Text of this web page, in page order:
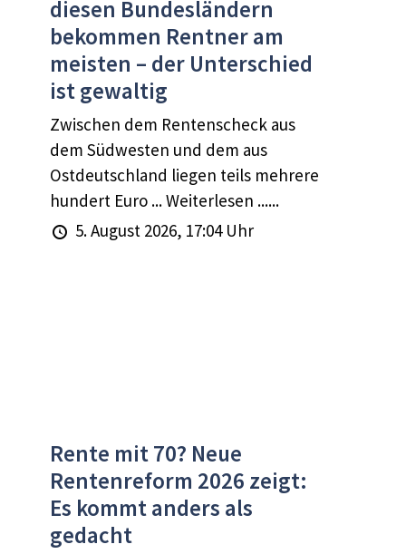
diesen Bundesländern
bekommen Rentner am
meisten – der Unterschied
ist gewaltig
Zwischen dem Rentenscheck aus
dem Südwesten und dem aus
Ostdeutschland liegen teils mehrere
hundert Euro ... Weiterlesen ......
5. August 2026, 17:04 Uhr
Rente mit 70? Neue
Rentenreform 2026 zeigt:
Es kommt anders als
gedacht